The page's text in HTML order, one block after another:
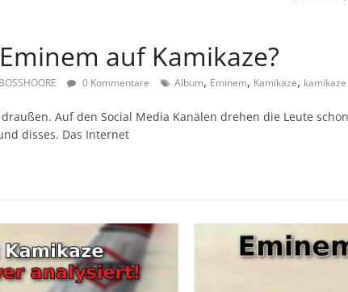
auf Kamikaze?
BOSSHOORE 0 Kommentare Album, Eminem, Kamikaze,
draußen. Auf den Social Media Kanälen drehen die Leute
disses. Das Internet